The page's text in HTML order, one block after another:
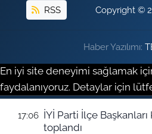
RSS Copyright ©
Haber Yazılımı:
En iyi site deneyimi sağlamak
faydalanıyoruz. Detaylar için
17:06 İYİ Parti İlçe Başkanları
toplandı